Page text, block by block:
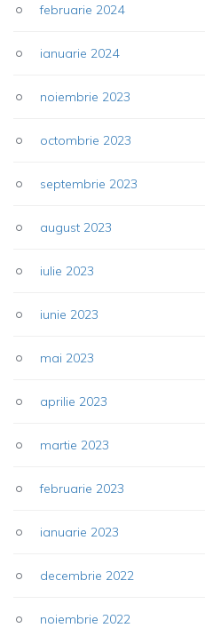
februarie 2024
ianuarie 2024
noiembrie 2023
octombrie 2023
septembrie 2023
august 2023
iulie 2023
iunie 2023
mai 2023
aprilie 2023
martie 2023
februarie 2023
ianuarie 2023
decembrie 2022
noiembrie 2022